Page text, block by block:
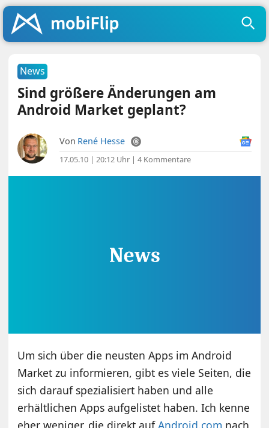
News
Sind größere Änderungen am
Android Market geplant?
Von René Hesse
17.05.10 | 20:12 Uhr |4 Kommentare
Um sich über die neusten Apps im Android
Market zu informieren, gibt es viele Seiten, die
sich darauf spezialisiert haben und alle
erhältlichen Apps aufgelistet haben. Ich kenne
eher weniger, die direkt aufAndroid.com nach